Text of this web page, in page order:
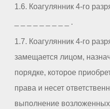
1.6. Коагулянник 4-го
_ _ _ _ _ _ _ _ _ .
1.7. Коагулянник 4-го
замещается лицом,
порядке, которое
права и несет
выполнение возложенных